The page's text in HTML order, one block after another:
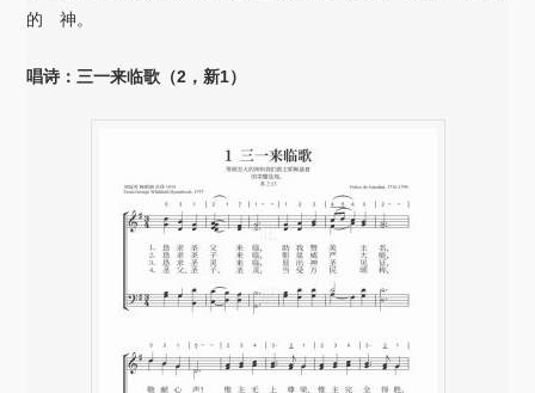
的 神。
唱诗：三一来临歌（2，新1）